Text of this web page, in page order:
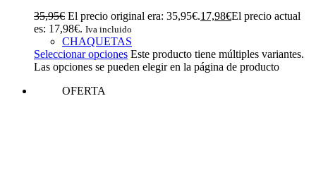
35,95€ El precio original era: 35,95€.17,98€El precio actual
es: 17,98€. Iva incluido
CHAQUETAS
Seleccionar opciones Este producto tiene múltiples variantes.
Las opciones se pueden elegir en la página de producto
OFERTA